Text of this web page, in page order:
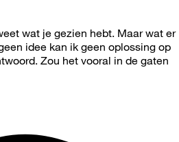
wat je gezien hebt. Maar wat er
idee kan ik geen oplossing op
Zou het vooral in de gaten